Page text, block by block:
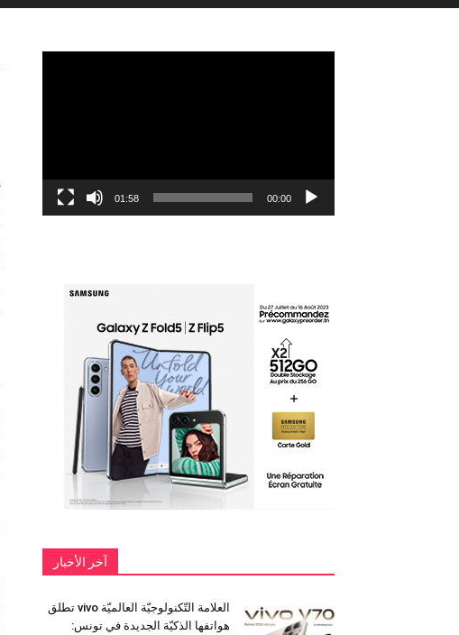
00:00
01:58
آخر الأخبار
العلامة التّكنولوجيّة العالميّة vivo تطلق
هواتفها الذكيّة الجديدة في تونس: